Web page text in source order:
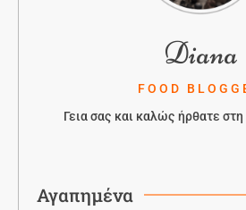
Diana
FOOD
Γεια σας και καλώς ήρθατε
Αγαπημένα